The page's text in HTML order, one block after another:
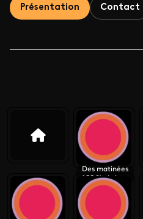
Présentation Contact
Des matinées
100 % régions